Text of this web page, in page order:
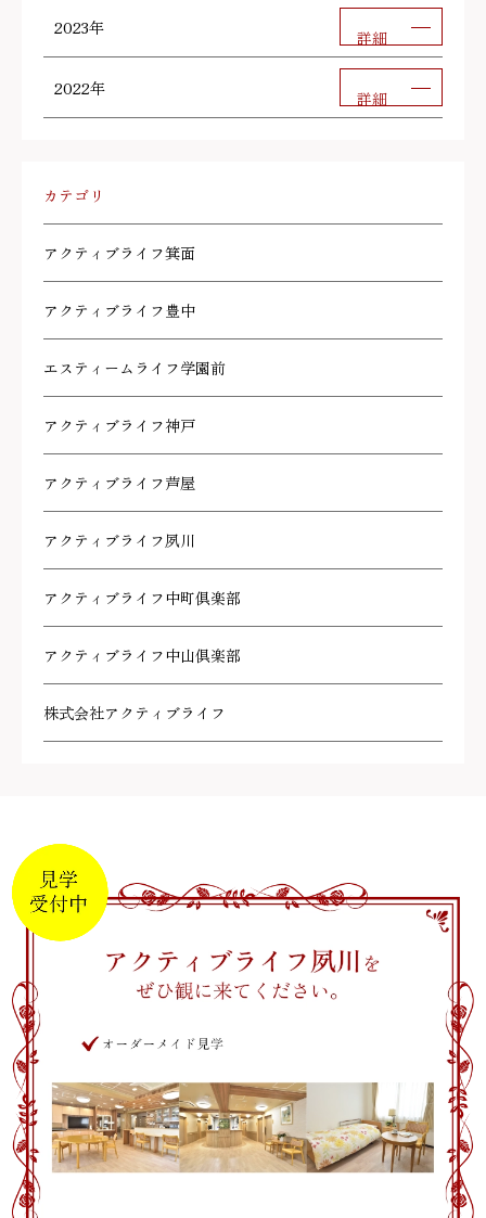
2023年 詳細
2022年 詳細
カテゴリ
アクティブライフ箕面
アクティブライフ豊中
エスティームライフ学園前
アクティブライフ神戸
アクティブライフ芦屋
アクティブライフ夙川
アクティブライフ中町倶楽部
アクティブライフ中山倶楽部
株式会社アクティブライフ